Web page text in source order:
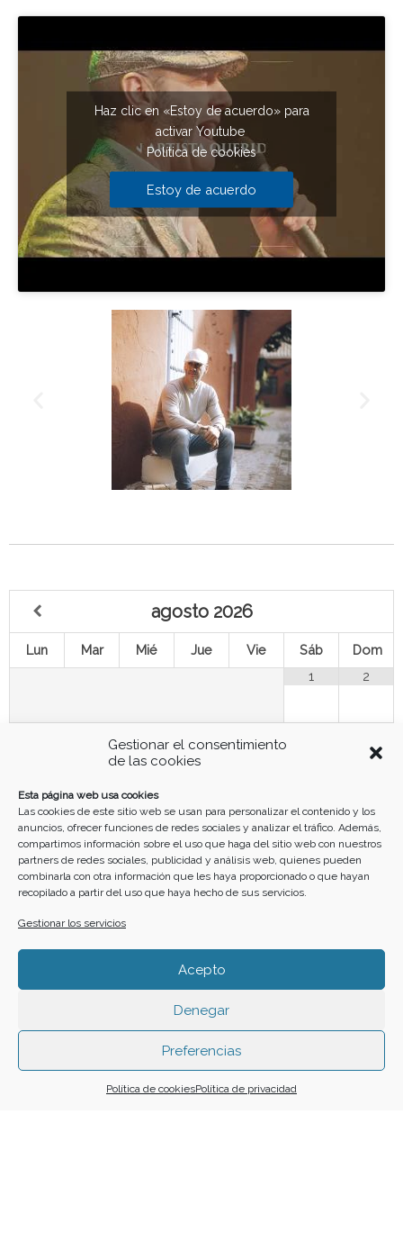
Gestionar el consentimiento
de las cookies
Esta página web usa cookies
Las cookies de este sitio web se usan para personalizar el contenido y los
anuncios, ofrecer funciones de redes sociales y analizar el tráfico. Además,
compartimos información sobre el uso que haga del sitio web con nuestros
partners de redes sociales, publicidad y análisis web, quienes pueden
combinarla con otra información que les haya proporcionado o que hayan
recopilado a partir del uso que haya hecho de sus servicios.
Gestionar los servicios
Acepto
Denegar
Preferencias
Política de cookiesPolítica de privacidad
Haz clic en «Estoy de acuerdo» para
activar Youtube
Política de cookies
Estoy de acuerdo
agosto 2026
Lun Mar Mié Jue Vie Sáb
Dom
1
2
10 11 12
17 18 19 20 21 22 23
24 25 26 27 28 29
31
Funciona gracias a
Buscar